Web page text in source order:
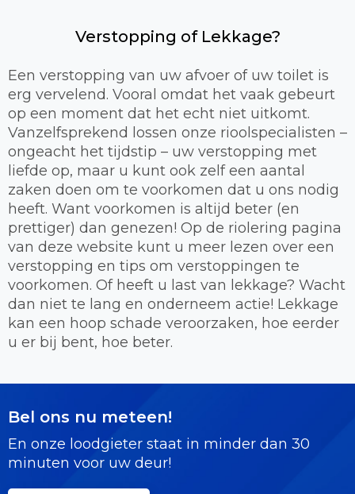
Verstopping of Lekkage?
Een verstopping van uw afvoer of uw toilet is
erg vervelend. Vooral omdat het vaak gebeurt
op een moment dat het echt niet uitkomt.
Vanzelfsprekend lossen onze rioolspecialisten –
ongeacht het tijdstip – uw verstopping met
liefde op, maar u kunt ook zelf een aantal
zaken doen om te voorkomen dat u ons nodig
heeft. Want voorkomen is altijd beter (en
prettiger) dan genezen! Op de riolering pagina
van deze website kunt u meer lezen over een
verstopping en tips om verstoppingen te
voorkomen. Of heeft u last van lekkage? Wacht
dan niet te lang en onderneem actie! Lekkage
kan een hoop schade veroorzaken, hoe eerder
u er bij bent, hoe beter.
Bel ons nu meteen!
En onze loodgieter staat in minder dan 30
minuten voor uw deur!